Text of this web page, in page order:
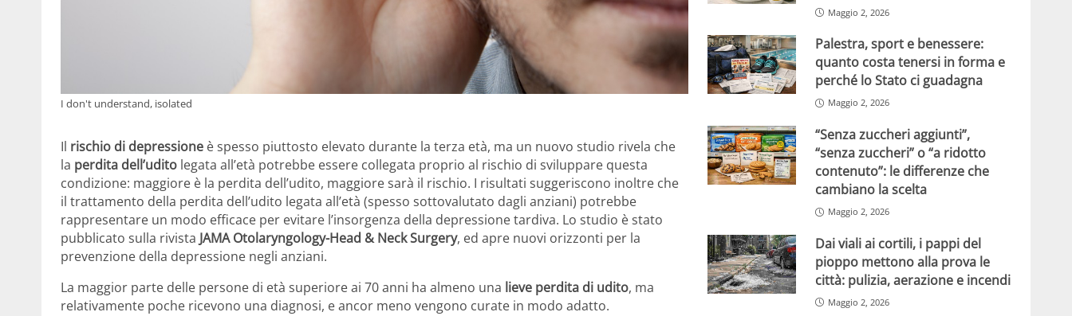
I don't understand, isolated
Il rischio di depressione è spesso piuttosto elevato durante la terza età, ma un nuovo studio rivela che
la perdita dell’udito legata all’età potrebbe essere collegata proprio al rischio di sviluppare questa
condizione: maggiore è la perdita dell’udito, maggiore sarà il rischio. I risultati suggeriscono inoltre che
il trattamento della perdita dell’udito legata all’età (spesso sottovalutato dagli anziani) potrebbe
rappresentare un modo efficace per evitare l’insorgenza della depressione tardiva. Lo studio è stato
pubblicato sulla rivista JAMA Otolaryngology-Head & Neck Surgery, ed apre nuovi orizzonti per la
prevenzione della depressione negli anziani.
La maggior parte delle persone di età superiore ai 70 anni ha almeno una lieve perdita di udito, ma
relativamente poche ricevono una diagnosi, e ancor meno vengono curate in modo adatto.
Maggio 2, 2026
Palestra, sport e benessere:
quanto costa tenersi in forma e
perché lo Stato ci guadagna
Maggio 2, 2026
“Senza zuccheri aggiunti”,
“senza zuccheri” o “a ridotto
contenuto”: le differenze che
cambiano la scelta
Maggio 2, 2026
Dai viali ai cortili, i pappi del
pioppo mettono alla prova le
città: pulizia, aerazione e incendi
Maggio 2, 2026